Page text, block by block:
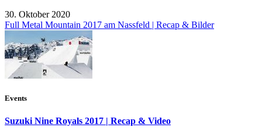
30. Oktober 2020
Full Metal Mountain 2017 am Nassfeld | Recap & Bilder
Events
Suzuki Nine Royals 2017 | Recap & Video